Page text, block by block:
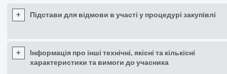
+ Підстави для відмови в участі у процедурі закупівлі
+
Інформація про інші технічні, якісні та кількісні
характеристики та вимоги до учасника